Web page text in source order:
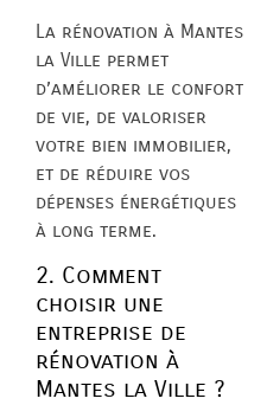
La rénovation à Mantes
la Ville permet
d’améliorer le confort
de vie, de valoriser
votre bien immobilier,
et de réduire vos
dépenses énergétiques
à long terme.
2. Comment
choisir une
entreprise de
rénovation à
Mantes la Ville ?